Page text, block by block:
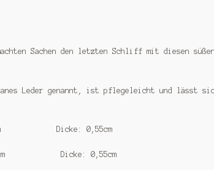
Sachen den letzten Schliff mit diesen
Leder genannt, ist pflegeleicht und lässt
Dicke: 0,55cm
3,0cm Dicke: 0,55cm